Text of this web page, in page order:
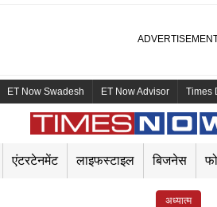
ET Now Swadesh ET Now Advisor Times
एंटरटेनमेंट लाइफस्टाइल बिजनेस
अध्यात्म